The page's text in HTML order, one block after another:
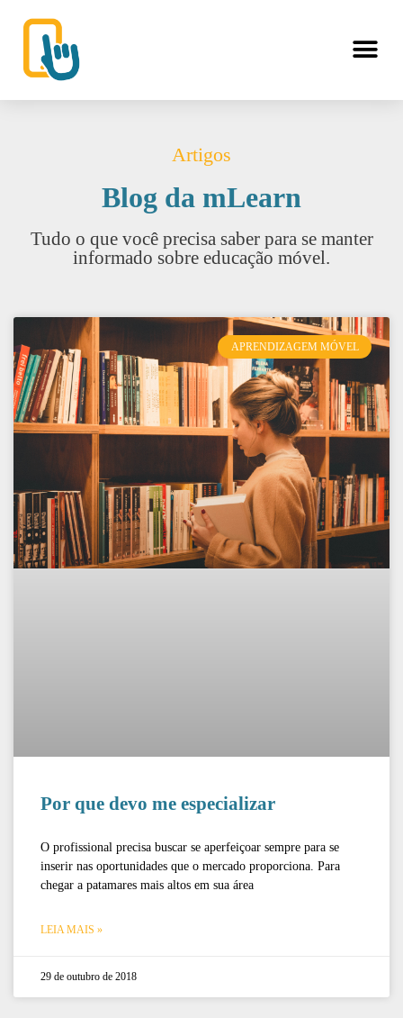
Artigos
Blog da mLearn
Tudo o que você precisa saber para se manter
informado sobre educação móvel.
APRENDIZAGEM MÓVEL
Por que devo me especializar
O profissional precisa buscar se aperfeiçoar sempre para se
inserir nas oportunidades que o mercado proporciona. Para
chegar a patamares mais altos em sua área
LEIA MAIS »
29 de outubro de 2018